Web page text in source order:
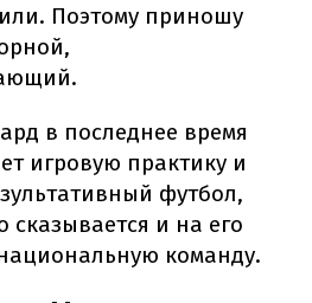
Поэтому приношу
в последнее время
игровую практику и
футбол,
сказывается и на его
команду.